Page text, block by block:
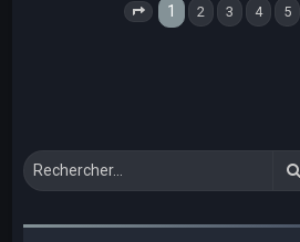
Page 1 sur
1 2 3 4 5